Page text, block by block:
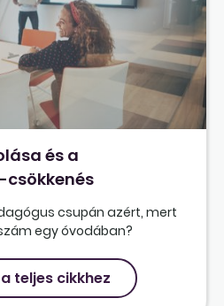
és a
csupán azért, mert
egy óvodában?
teljes cikkhez